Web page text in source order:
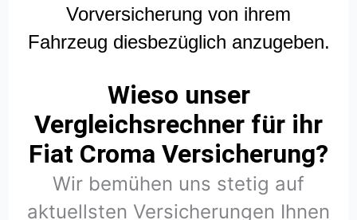
Vorversicherung von ihrem
Fahrzeug diesbezüglich anzugeben.
Wieso unser
Vergleichsrechner für ihr
Fiat Croma Versicherung?
Wir bemühen uns stetig auf
aktuellsten Versicherungen Ihnen